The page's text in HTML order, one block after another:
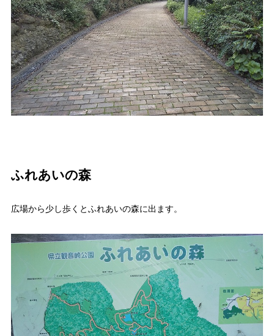
ふれあいの森
広場から少し歩くとふれあいの森に出ます。